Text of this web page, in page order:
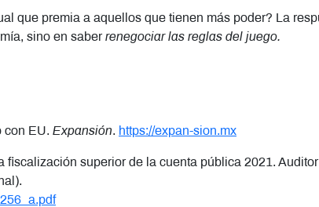
que premia a aquellos que tienen más poder? La
sino en saber renegociar las reglas del juego.
con EU. Expansión. https://expan-sion.mx
superior de la cuenta pública 2021.